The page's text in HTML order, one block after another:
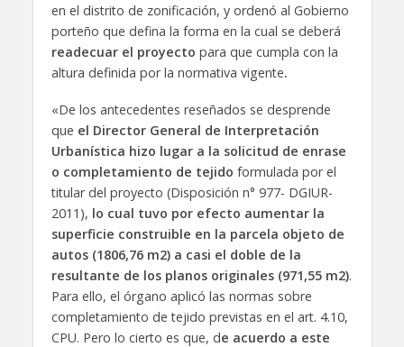
en el distrito de zonificación, y ordenó al Gobierno
porteño que defina la forma en la cual se deberá
readecuar el proyecto para que cumpla con la
altura definida por la normativa vigente.
«De los antecedentes reseñados se desprende
que el Director General de Interpretación
Urbanística hizo lugar a la solicitud de enrase
o completamiento de tejido formulada por el
titular del proyecto (Disposición n° 977- DGIUR-
2011), lo cual tuvo por efecto aumentar la
superficie construible en la parcela objeto de
autos (1806,76 m2) a casi el doble de la
resultante de los planos originales (971,55 m2).
Para ello, el órgano aplicó las normas sobre
completamiento de tejido previstas en el art. 4.10,
CPU. Pero lo cierto es que, de acuerdo a este